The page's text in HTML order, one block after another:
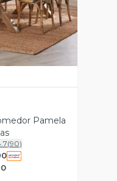
Pamela
(90)